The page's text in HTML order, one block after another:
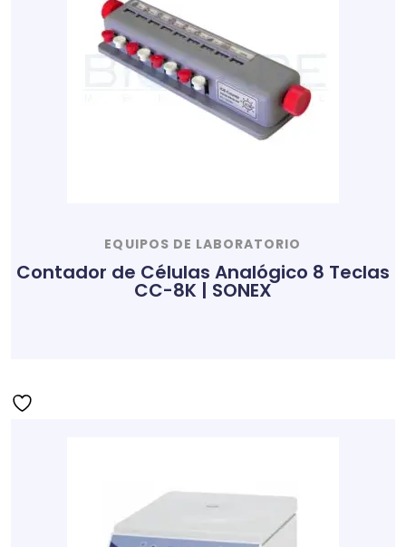
EQUIPOS DE LABORATORIO
Contador de Células Analógico 8 Teclas
CC-8K | SONEX